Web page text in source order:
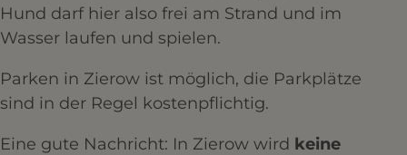
Hund darf hier also frei am Strand und im
Wasser laufen und spielen.
Parken in Zierow ist möglich, die Parkplätze
sind in der Regel kostenpflichtig.
Eine gute Nachricht: In Zierow wird keine